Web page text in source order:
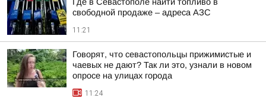
свободной продаже – адреса АЗС
11:21
Говорят, что севастопольцы прижимистые и
чаевых не дают? Так ли это, узнали в новом
опросе на улицах города
11:24